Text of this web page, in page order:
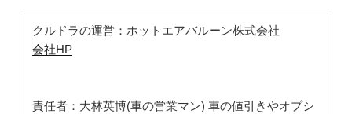
クルドラの運営：ホットエアバルーン株式会社
会社HP
責任者：大林英博(車の営業マン) 車の値引きやオプシ